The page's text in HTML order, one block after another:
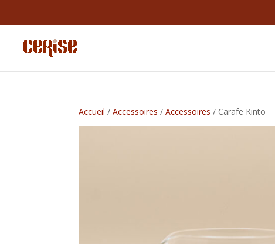
Accueil /Accessoires /Accessoires / Carafe Kinto